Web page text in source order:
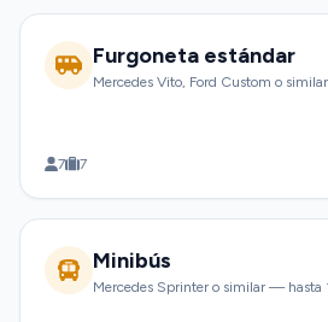
Furgoneta estándar
Mercedes Vito, Ford Custom o similar
7 7
Minibús
Mercedes Sprinter o similar — hasta